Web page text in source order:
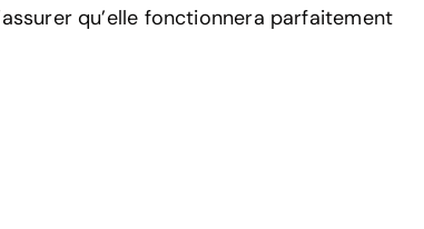
qu’elle fonctionnera parfaitement